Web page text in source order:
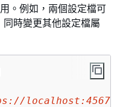
。例如，兩個設定檔可
同時變更其他設定檔屬
localhost:4567